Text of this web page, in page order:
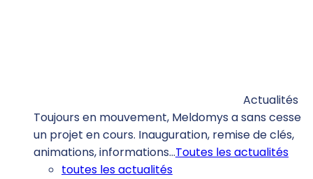
Actualités
Toujours en mouvement, Meldomys a sans cesse
un projet en cours. Inauguration, remise de clés,
animations, informations…Toutes les actualités
toutes les actualités